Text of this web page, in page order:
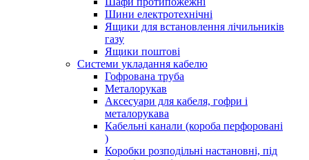
Шини електротехнічні
Ящики для встановлення лічильників
газу
Ящики поштові
Системи укладання кабелю
Гофрована труба
Металорукав
Аксесуари для кабеля, гофри і
металорукава
Кабельні канали (короба перфоровані
)
Коробки розподільні настановні, під